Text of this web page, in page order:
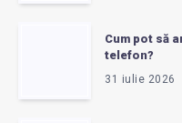
Cum pot să
telefon?
31 iulie 2026